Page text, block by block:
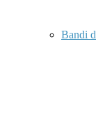
Bandi